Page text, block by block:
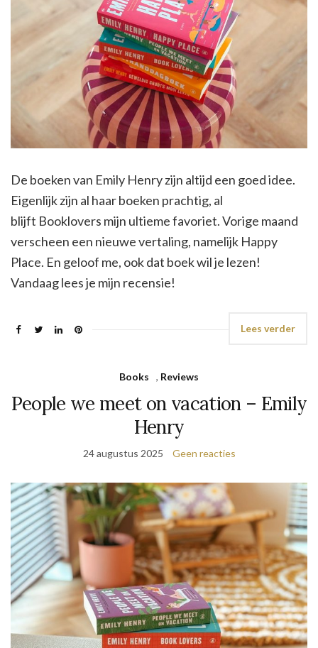
De boeken van Emily Henry zijn altijd een goed idee.
Eigenlijk zijn al haar boeken prachtig, al
blijft Booklovers mijn ultieme favoriet. Vorige maand
verscheen een nieuwe vertaling, namelijk Happy
Place. En geloof me, ook dat boek wil je lezen!
Vandaag lees je mijn recensie!
Lees verder
Books , Reviews
People we meet on vacation – Emily
Henry
24 augustus 2025 Geen reacties